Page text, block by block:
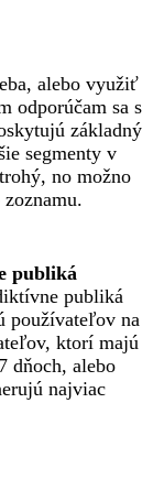
alebo využiť
odporúčam sa s
základný
segmenty v
no možno
publiká
publiká
používateľov na
ktorí majú
dňoch, alebo
najviac